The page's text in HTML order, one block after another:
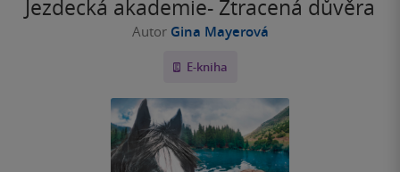
Jezdecká akademie- Ztracená důvěra
Autor Gina Mayerová
E-kniha